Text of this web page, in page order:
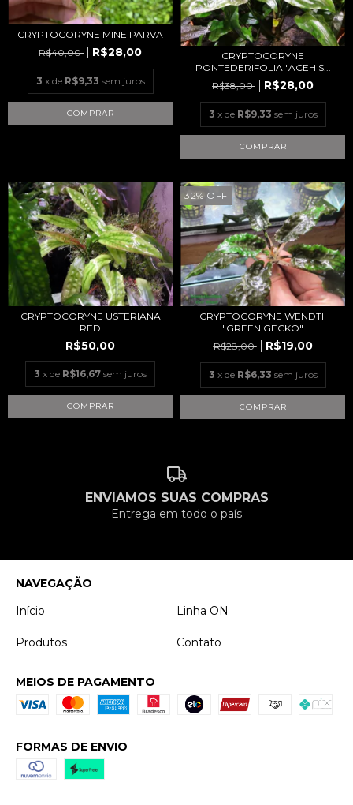
CRYPTOCORYNE MINE PARVA
R$40,00
R$28,00
3 x de R$9,33 sem juros
CRYPTOCORYNE
PONTEDERIFOLIA "ACEH S...
R$38,00
R$28,00
3 x de R$9,33 sem juros
CRYPTOCORYNE USTERIANA
RED
R$50,00
3 x de R$16,67 sem juros
32% OFF
CRYPTOCORYNE WENDTII
"GREEN GECKO"
R$28,00
R$19,00
3 x de R$6,33 sem juros
ENVIAMOS SUAS COMPRAS
Entrega em todo o país
NAVEGAÇÃO
Início
Linha ON
Produtos Contato
MEIOS DE PAGAMENTO
FORMAS DE ENVIO